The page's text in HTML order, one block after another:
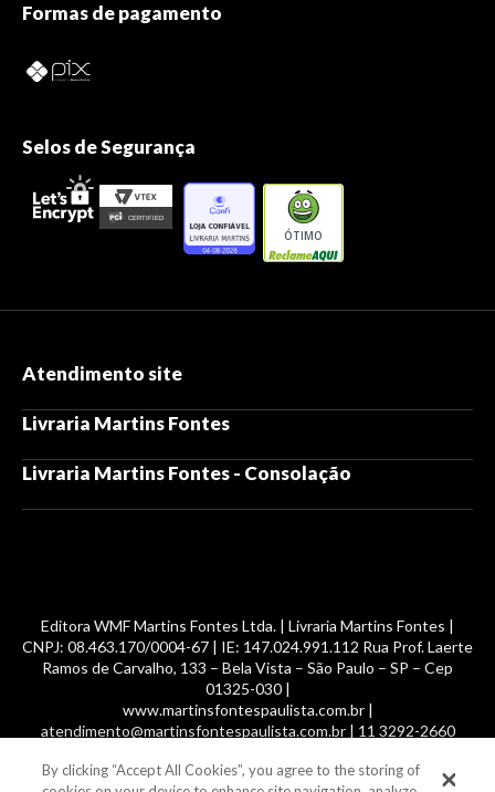
Formas de pagamento
Selos de Segurança
ÓTIMO
Atendimento site
Livraria Martins Fontes
Livraria Martins Fontes - Consolação
Editora WMF Martins Fontes Ltda. | Livraria Martins Fontes |
CNPJ: 08.463.170/0004-67 | IE: 147.024.991.112 Rua Prof. Laerte
Ramos de Carvalho, 133 – Bela Vista – São Paulo – SP – Cep
01325-030 |
www.martinsfontespaulista.com.br |
atendimento@martinsfontespaulista.com.br | 11 3292-2660
© 2014 -2026, MartinsFontes livros nacionais e importados,
By clicking “Accept All Cookies”, you agree to the storing of